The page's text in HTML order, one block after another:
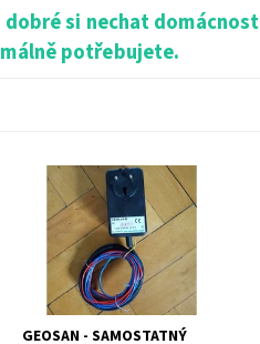
si nechat domácnost
potřebujete.
Samotný adaptér pro
správnou funkcni zařízení
GeoSan. Na jeden adaptér je
možné napojit až 5 podložek,
čímž vytvoříte ochranné...
GEOSAN - SAMOSTATNÝ